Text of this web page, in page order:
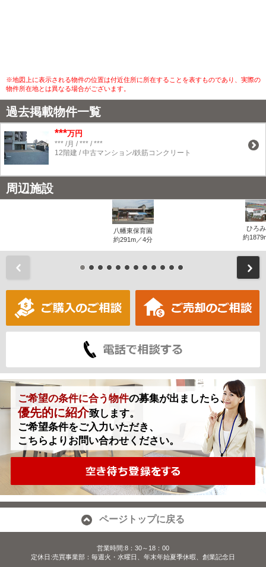
※地図上に表示される物件の位置は付近住所に所在することを表すものであり、実際の
物件所在地とは異なる場合がございます。
過去掲載物件一覧
***万円
*** /月 / *** / ***
12階建 / 中古マンション/鉄筋コンクリート
周辺施設
八幡東保育園
約291m／4分
ひろ
約
ご希望の条件に合う物件の募集が出ましたら、
優先的に紹介致します。
ご希望条件をご入力いただき、
こちらよりお問い合わせください。
ページトップに戻る
営業時間:8：30～18：00
定休日:売買事業部：毎週火・水曜日、年末年始夏季休暇、創業記念日